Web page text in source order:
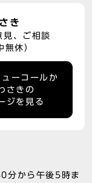
き
見、ご相談
休）
ーコールか
さきの
ジを見る
分から午後5時ま